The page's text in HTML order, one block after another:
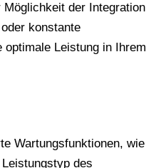
der Integration
konstante
optimale Leistung in Ihrem
Wartungsfunktionen, wie
des